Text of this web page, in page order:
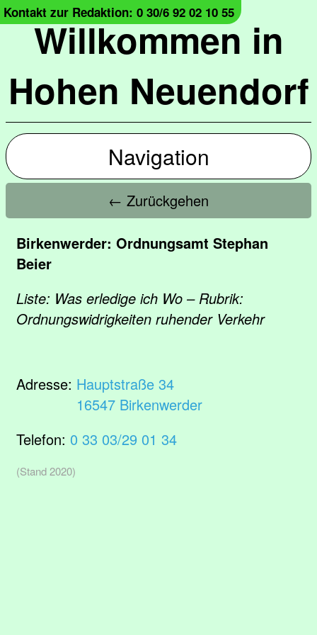
Willkommen in
Hohen Neuendorf
Kontakt zur Redaktion: 0 30/6 92 02 10 55
Navigation
← Zurückgehen
Birkenwerder: Ordnungsamt Stephan
Beier
Liste: Was erledige ich Wo – Rubrik:
Ordnungswidrigkeiten ruhender Verkehr
Adresse: Hauptstraße 34
16547 Birkenwerder
Telefon: 0 33 03/29 01 34
(Stand 2020)